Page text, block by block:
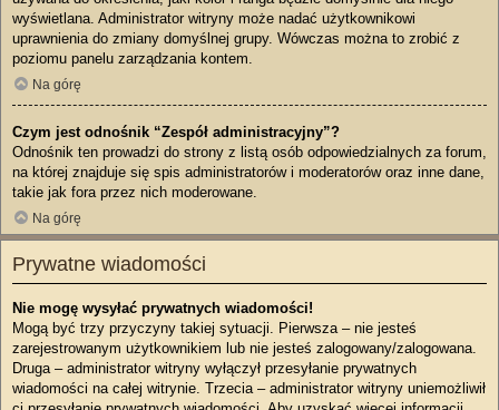
wyświetlana. Administrator witryny może nadać użytkownikowi
uprawnienia do zmiany domyślnej grupy. Wówczas można to zrobić z
poziomu panelu zarządzania kontem.
Na górę
Czym jest odnośnik “Zespół administracyjny”?
Odnośnik ten prowadzi do strony z listą osób odpowiedzialnych za forum,
na której znajduje się spis administratorów i moderatorów oraz inne dane,
takie jak fora przez nich moderowane.
Na górę
Prywatne wiadomości
Nie mogę wysyłać prywatnych wiadomości!
Mogą być trzy przyczyny takiej sytuacji. Pierwsza – nie jesteś
zarejestrowanym użytkownikiem lub nie jesteś zalogowany/zalogowana.
Druga – administrator witryny wyłączył przesyłanie prywatnych
wiadomości na całej witrynie. Trzecia – administrator witryny uniemożliwił